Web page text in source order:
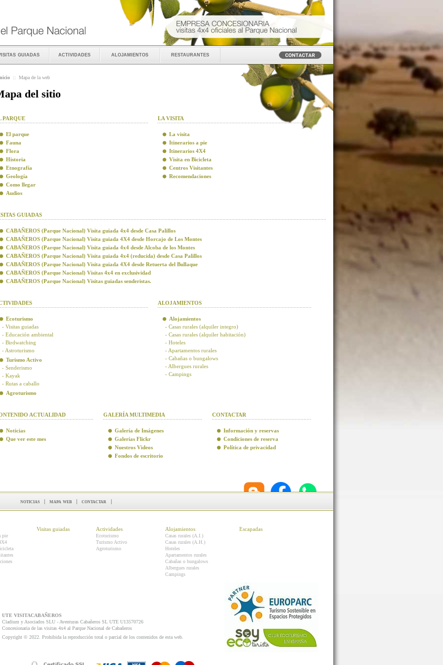
guiadas actividades alojamientos restaurantes
:: Mapa de la web
del sitio
PARQUE
El parque
Fauna
Flora
Historia
Etnografía
Geología
Como llegar
Audios
LA VISITA
La visita
Itinerarios a pie
Itinerarios 4X4
Visita en Bicicleta
Centros Visitantes
Recomendaciones
GUIADAS
CABAÑEROS (Parque Nacional) Visita guiada 4x4 desde Casa Palillos
CABAÑEROS (Parque Nacional) Visita guiada 4X4 desde Horcajo de Los Montes
CABAÑEROS (Parque Nacional) Visita guiada 4x4 desde Alcoba de los Montes
CABAÑEROS (Parque Nacional) Visita guiada 4x4 (reducida) desde Casa Palillos
CABAÑEROS (Parque Nacional) Visita guiada 4X4 desde Retuerta del Bullaque
CABAÑEROS (Parque Nacional) Visitas 4x4 en exclusividad
CABAÑEROS (Parque Nacional) Visitas guiadas senderistas.
Ecoturismo
- Visitas guiadas
- Educación ambiental
- Birdwatching
- Astroturismo
Turismo Activo
- Senderismo
- Kayak
- Rutas a caballo
Agroturismo
ALOJAMIENTOS
Alojamientos
- Casas rurales (alquiler integro)
- Casas rurales (alquiler habitación)
- Hoteles
- Apartamentos rurales
- Cabañas o bungalows
- Albergues rurales
- Campings
ACTUALIDAD
Noticias
Que ver este mes
GALERÍA MULTIMEDIA
Galería de Imágenes
Galerías Flickr
Nuestros Videos
Fondos de escritorio
CONTACTAR
Información y reservas
Condiciones de reserva
Política de privacidad
noticias | mapa web | contactar |
pie
Visitas guiadas Actividades
Ecoturismo
Turismo Activo
Agroturismo
Alojamientos
Casas rurales (A.I.)
Casas rurales (A.H.)
Hoteles
Apartamentos rurales
Cabañas o bungalows
Albergues rurales
Campings
Escapadas
UTE VISITACABAÑEROS
Cladium y Asociados SLU - Aventuras Cabañeros SL UTE U13570726
Concesionaria de las visitas 4x4 al Parque Nacional de Cabañeros
Copyright © 2022. Prohibida la reproducción total o parcial de los contenidos de esta web.